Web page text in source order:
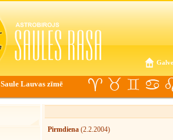
Saule Lauvas zīmē
Pirmdiena (2.2.2004)